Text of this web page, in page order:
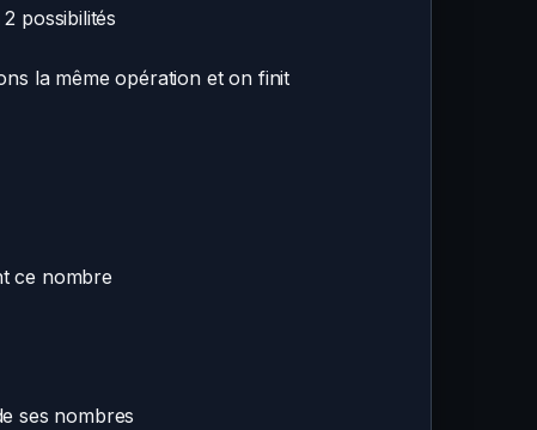
possibilités
la même opération et on finit
ce nombre
ses nombres